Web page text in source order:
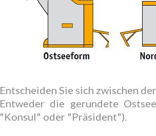
Entscheiden Sie sich zwischen
Entweder die gerundete
"Konsul" oder "Präsident").